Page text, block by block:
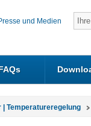
und Medien
Temperatureregelung